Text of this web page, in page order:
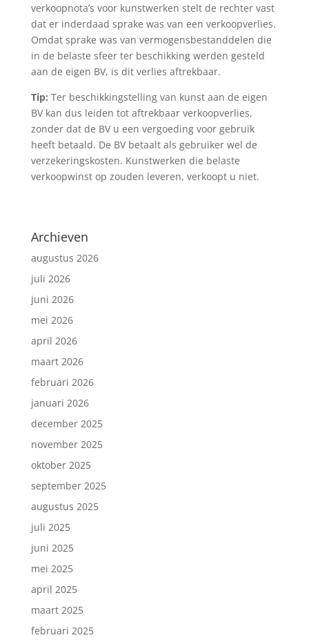
verkoopnota’s voor kunstwerken stelt de rechter vast
dat er inderdaad sprake was van een verkoopverlies.
Omdat sprake was van vermogensbestanddelen die
in de belaste sfeer ter beschikking werden gesteld
aan de eigen BV, is dit verlies aftrekbaar.
Tip: Ter beschikkingstelling van kunst aan de eigen
BV kan dus leiden tot aftrekbaar verkoopverlies,
zonder dat de BV u een vergoeding voor gebruik
heeft betaald. De BV betaalt als gebruiker wel de
verzekeringskosten. Kunstwerken die belaste
verkoopwinst op zouden leveren, verkoopt u niet.
Archieven
augustus 2026
juli 2026
juni 2026
mei 2026
april 2026
maart 2026
februari 2026
januari 2026
december 2025
november 2025
oktober 2025
september 2025
augustus 2025
juli 2025
juni 2025
mei 2025
april 2025
maart 2025
februari 2025